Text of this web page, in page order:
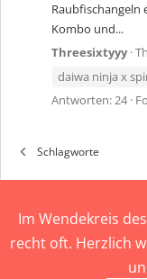
Raubfischangeln
Kombo und...
Threesixtyyy
daiwa ninja x
Antworten: 24
Schlagworte
Im Wendekreis
recht oft. Herzlich